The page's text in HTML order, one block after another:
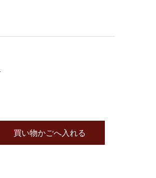
買い物かごへ入れる